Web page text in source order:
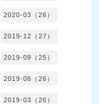
2020-03（26）
2019-12（27）
2019-09（25）
2019-06（26）
2019-03（26）